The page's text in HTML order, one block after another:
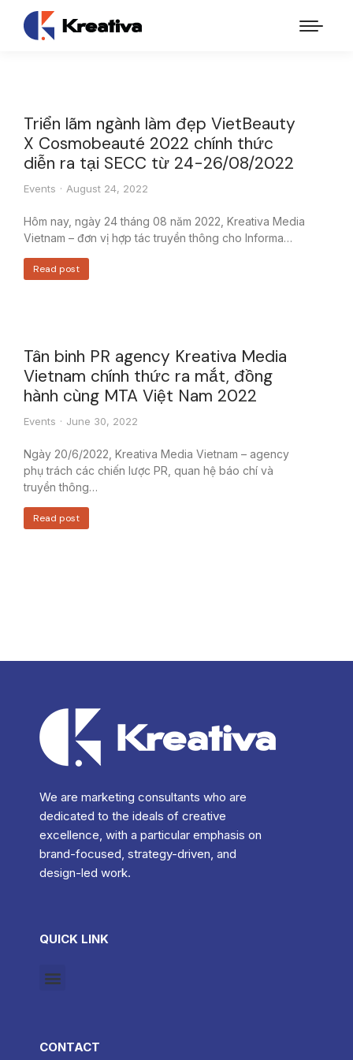
Triển lãm ngành làm đẹp VietBeauty
X Cosmobeauté 2022 chính thức
diễn ra tại SECC từ 24-26/08/2022
Events August 24, 2022
Hôm nay, ngày 24 tháng 08 năm 2022, Kreativa Media
Vietnam – đơn vị hợp tác truyền thông cho Informa…
Read post
Tân binh PR agency Kreativa Media
Vietnam chính thức ra mắt, đồng
hành cùng MTA Việt Nam 2022
Events June 30, 2022
Ngày 20/6/2022, Kreativa Media Vietnam – agency
phụ trách các chiến lược PR, quan hệ báo chí và
truyền thông…
Read post
We are marketing consultants who are
dedicated to the ideals of creative
excellence, with a particular emphasis on
brand-focused, strategy-driven, and
design-led work.
QUICK LINK
CONTACT